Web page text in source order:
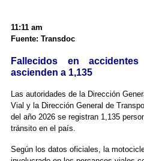
11:11 am
Fuente: Transdoc
Fallecidos en
ascienden a 1,135
Las autoridades de la Dirección
Vial y la Dirección General de
del año 2026 se registran 1,135
tránsito en el país.
Según los datos oficiales, la